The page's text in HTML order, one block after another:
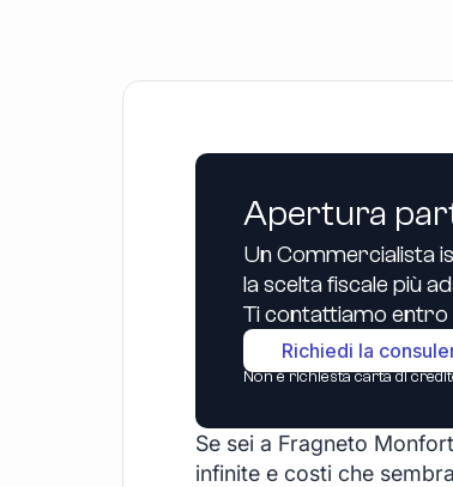
Apertura
Un Commercialista
la scelta fiscale più
Ti contattiamo entro
Richiedi la
Non è richiesta carta di
Se sei a Fragneto
infinite e costi che